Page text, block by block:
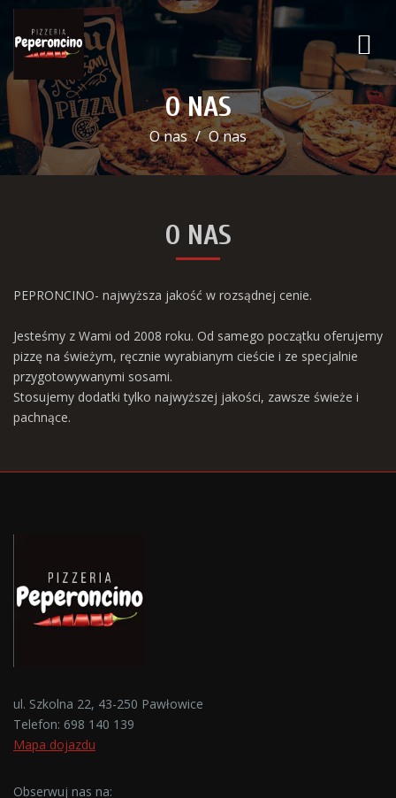
O NAS
O nas O nas
O NAS
PEPRONCINO- najwyższa jakość w rozsądnej cenie.
Jesteśmy z Wami od 2008 roku. Od samego początku oferujemy
pizzę na świeżym, ręcznie wyrabianym cieście i ze specjalnie
przygotowywanymi sosami.
Stosujemy dodatki tylko najwyższej jakości, zawsze świeże i
pachnące.
ul. Szkolna 22, 43-250 Pawłowice
Telefon: 698 140 139
Mapa dojazdu
Obserwuj nas na: